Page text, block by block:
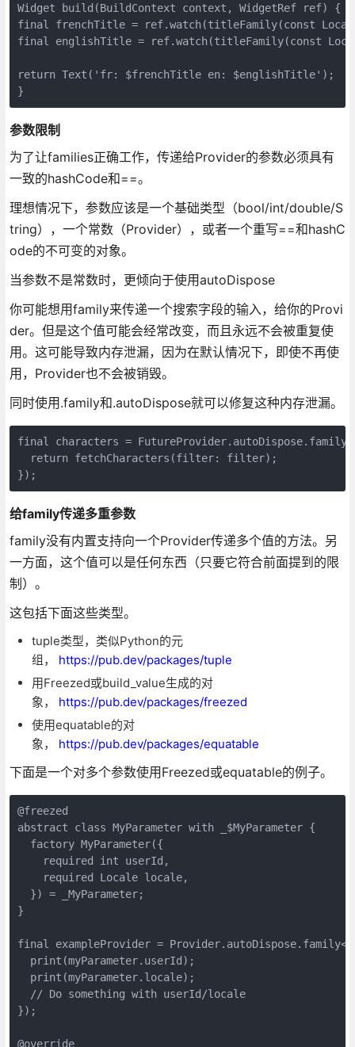
Widget build(BuildContext context, WidgetRef ref) {
final frenchTitle = ref.watch(titleFamily(const
final englishTitle = ref.watch(titleFamily(const
return Text('fr: $frenchTitle en: $englishTitle');
}
参数限制
为了让families正确工作，传递给Provider的参数必须具有
一致的hashCode和==。
理想情况下，参数应该是一个基础类型（bool/int/double/S
tring），一个常数（Provider），或者一个重写==和hashC
ode的不可变的对象。
当参数不是常数时，更倾向于使用autoDispose
你可能想用family来传递一个搜索字段的输入，给你的Provi
der。但是这个值可能会经常改变，而且永远不会被重复使
用。这可能导致内存泄漏，因为在默认情况下，即使不再使
用，Provider也不会被销毁。
同时使用.family和.autoDispose就可以修复这种内存泄漏。
final characters =
  return fetchCharacters(filter: filter);
});
给family传递多重参数
family没有内置支持向一个Provider传递多个值的方法。另
一方面，这个值可以是任何东西（只要它符合前面提到的限
制）。
这包括下面这些类型。
tuple类型，类似Python的元
组， https://pub.dev/packages/tuple
用Freezed或build_value生成的对
象， https://pub.dev/packages/freezed
使用equatable的对
象， https://pub.dev/packages/equatable
下面是一个对多个参数使用Freezed或equatable的例子。
@freezed
abstract class MyParameter with _$MyParameter {
  factory MyParameter({
    required int userId,
    required Locale locale,
  }) = _MyParameter;
}
final exampleProvider =
  print(myParameter.userId);
  print(myParameter.locale);
  // Do something with userId/locale
});
@override